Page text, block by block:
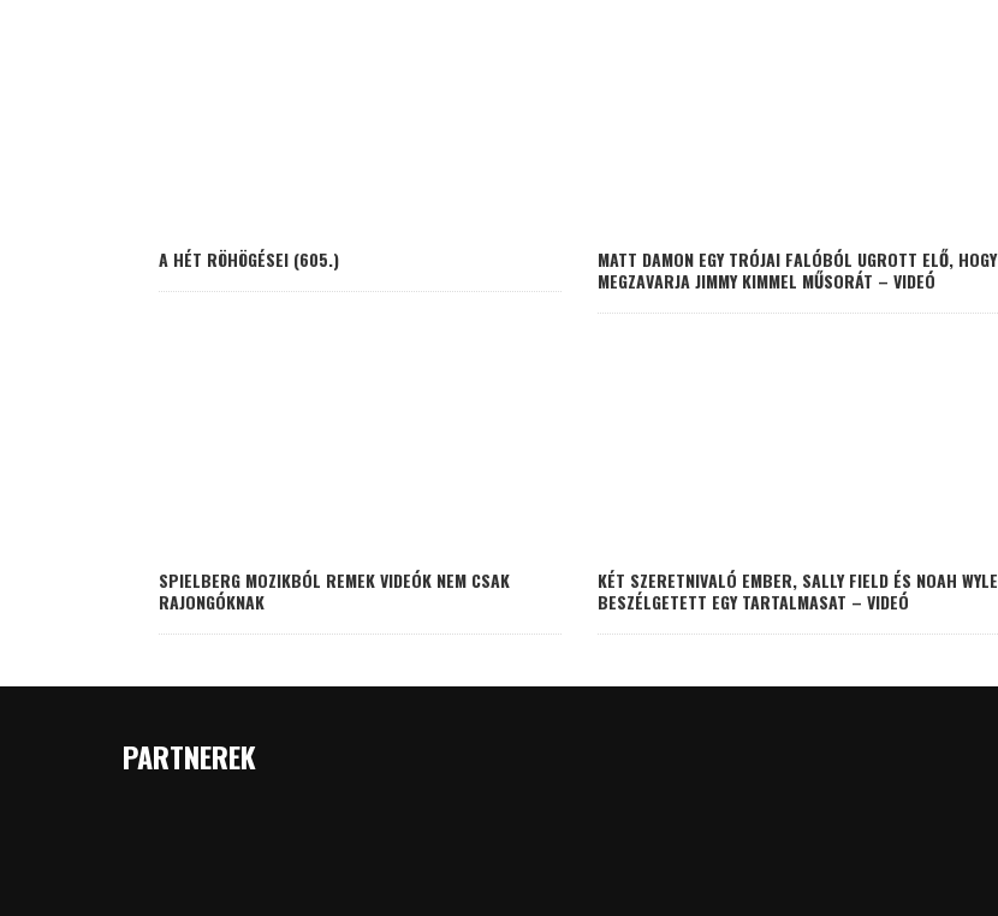
A HÉT RÖHÖGÉSEI (605.)
MATT DAMON EGY TRÓJAI FALÓBÓL UGROTT ELŐ, HOGY
MEGZAVARJA JIMMY KIMMEL MŰSORÁT – VIDEÓ
SPIELBERG MOZIKBÓL REMEK VIDEÓK NEM CSAK
RAJONGÓKNAK
KÉT SZERETNIVALÓ EMBER, SALLY FIELD ÉS NOAH WYLE
BESZÉLGETETT EGY TARTALMASAT – VIDEÓ
PARTNEREK